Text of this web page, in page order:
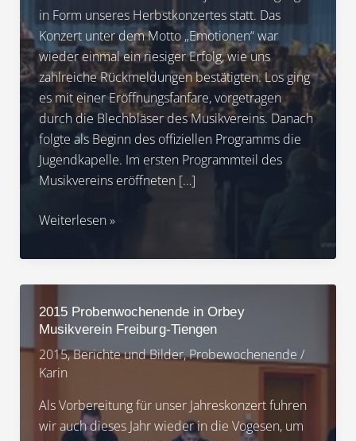
in Form unseres Herbstkonzertes statt. Das
Konzert unter dem Motto „Emotionen“ war
wieder einmal ein riesiger Erfolg, wie uns
zahlreiche Rückmeldungen bestätigten. Los ging
es mit einer Eröffnungsfanfare, vorgetragen
durch die Blechbläser des Musikvereins. Danach
folgte als Beginn des offiziellen Programms die
Jugendkapelle. Im ersten Programmteil des
Musikvereins eröffneten […]
2015
„Emotionen“
Musikverein
Tiengen
Weiterlesen »
2015 Probenwochenende in Orbey
Musikverein Freiburg-Tiengen
2015,Berichte und Bilder,Probewochenende /
Karin
Als Vorbereitung für unser Jahreskonzert fuhren
wir auch dieses Jahr wieder in die Vogesen, um